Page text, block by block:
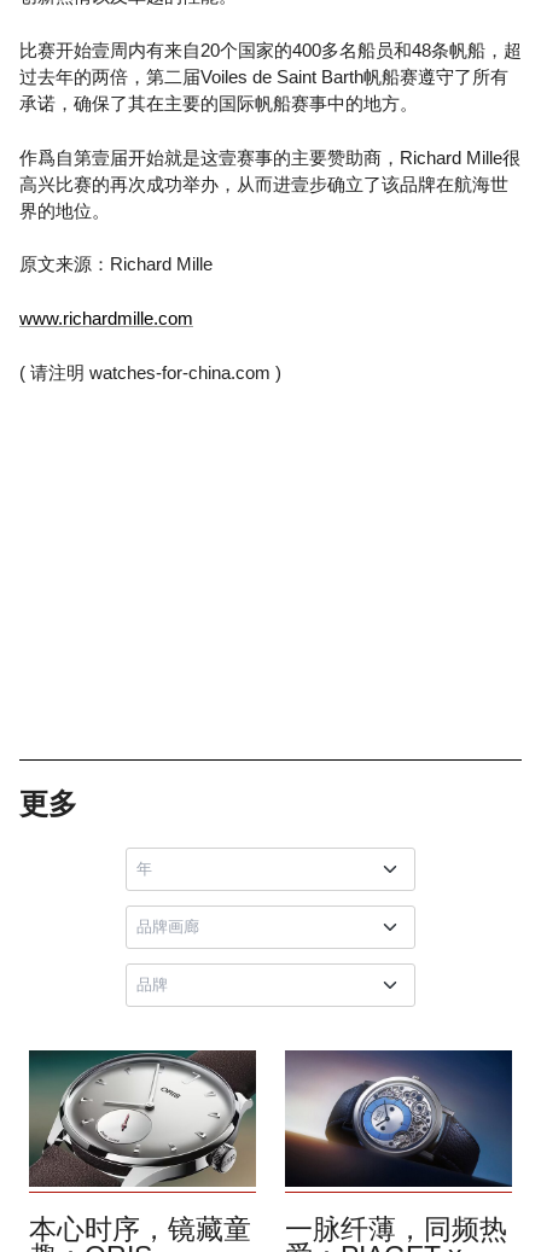
比赛开始壹周内有来自20个国家的400多名船员和48条帆船，超
过去年的两倍，第二届Voiles de Saint Barth帆船赛遵守了所有
承诺，确保了其在主要的国际帆船赛事中的地方。
作爲自第壹届开始就是这壹赛事的主要赞助商，Richard Mille很
高兴比赛的再次成功举办，从而进壹步确立了该品牌在航海世
界的地位。
原文来源：Richard Mille
www.richardmille.com
( 请注明 watches-for-china.com )
更多
本心时序，镜藏童
一脉纤薄，同频热